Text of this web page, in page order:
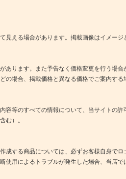
見える場合があります。掲載画像はイメージ
あります。また予告なく価格変更を行う場合
の場合、掲載価格と異なる価格でご案内する
容等のすべての情報について、当サイトの許
む）。
成する商品については、必ずお客様自身でロ
使用によるトラブルが発生した場合、当店で